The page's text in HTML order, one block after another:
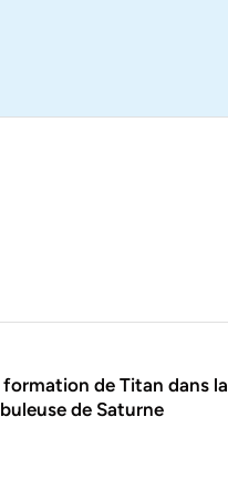
formation de Titan dans la
de Saturne